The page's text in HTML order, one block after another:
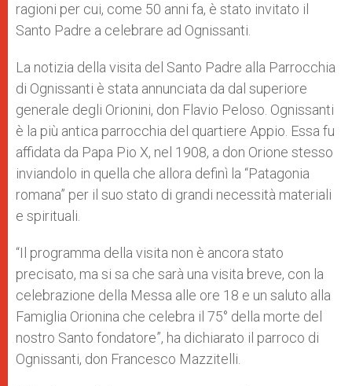
ragioni per cui, come 50 anni fa, è stato invitato il
Santo Padre a celebrare ad Ognissanti.
La notizia della visita del Santo Padre alla Parrocchia
di Ognissanti è stata annunciata da dal superiore
generale degli Orionini, don Flavio Peloso. Ognissanti
è la più antica parrocchia del quartiere Appio. Essa fu
affidata da Papa Pio X, nel 1908, a don Orione stesso
inviandolo in quella che allora definì la “Patagonia
romana” per il suo stato di grandi necessità materiali
e spirituali.
“Il programma della visita non è ancora stato
precisato, ma si sa che sarà una visita breve, con la
celebrazione della Messa alle ore 18 e un saluto alla
Famiglia Orionina che celebra il 75° della morte del
nostro Santo fondatore”, ha dichiarato il parroco di
Ognissanti, don Francesco Mazzitelli.